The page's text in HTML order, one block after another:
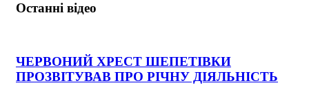
Останні відео
ЧЕРВОНИЙ ХРЕСТ ШЕПЕТІВКИ
ПРОЗВІТУВАВ ПРО РІЧНУ ДІЯЛЬНІСТЬ